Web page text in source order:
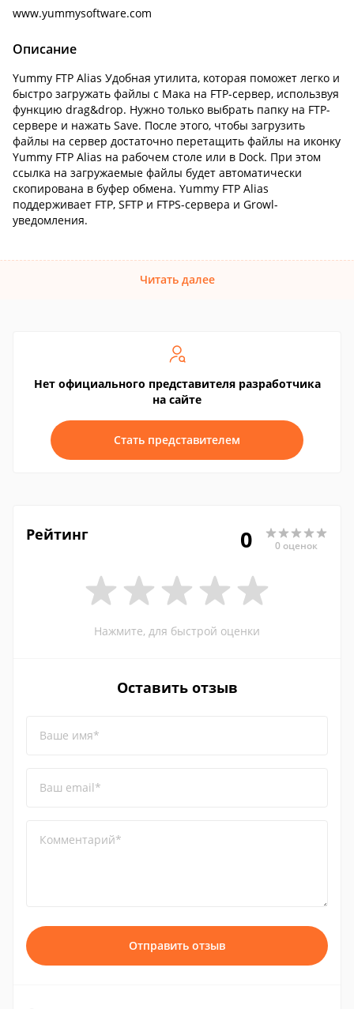
www.yummysoftware.com
Описание
Yummy FTP Alias Удобная утилита, которая поможет легко и
быстро загружать файлы с Мака на FTP-сервер, использвуя
функцию drag&drop. Нужно только выбрать папку на FTP-
сервере и нажать Save. После этого, чтобы загрузить
файлы на сервер достаточно перетащить файлы на иконку
Yummy FTP Alias на рабочем столе или в Dock. При этом
ссылка на загружаемые файлы будет автоматически
скопирована в буфер обмена. Yummy FTP Alias
поддерживает FTP, SFTP и FTPS-сервера и Growl-
уведомления.
Читать далее
Нет официального представителя разработчика
на сайте
Стать представителем
Рейтинг 0 0 оценок
Нажмите, для быстрой оценки
Оставить отзыв
Ваше имя*
Ваш email*
Комментарий*
Отправить отзыв